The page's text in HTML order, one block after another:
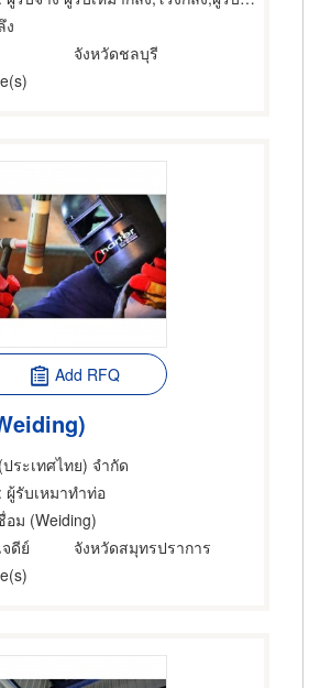
ง
จังหวัดชลบุรี
Add RFQ
ระเทศไทย) จำกัด
: ผู้รับเหมาทำท่อ
อม (Weiding)
ดีย์
จังหวัดสมุทรปราการ